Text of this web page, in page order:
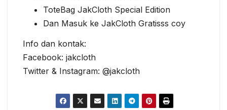
ToteBag JakCloth Special Edition
Dan Masuk ke JakCloth Gratisss coy
Info dan kontak:
Facebook: jakcloth
Twitter & Instagram: @jakcloth